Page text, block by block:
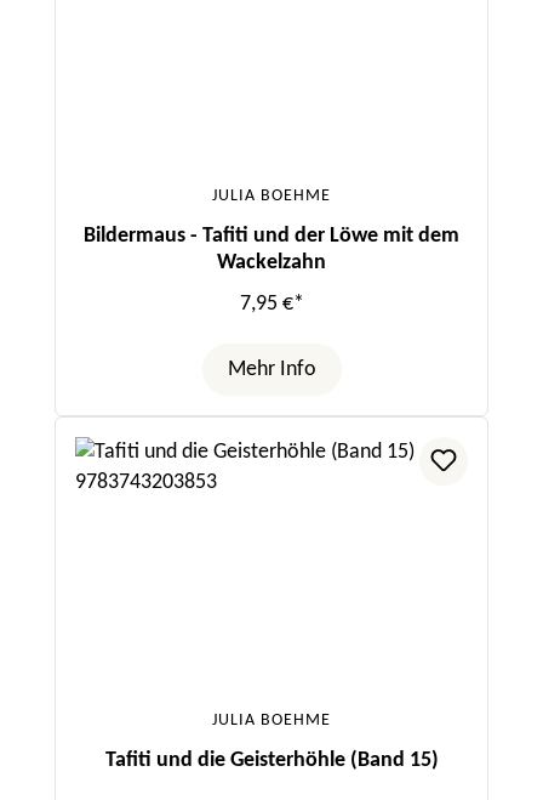
JULIA BOEHME
Bildermaus - Tafiti und der Löwe mit dem
Wackelzahn
7,95 €*
Mehr Info
JULIA BOEHME
Tafiti und die Geisterhöhle (Band 15)